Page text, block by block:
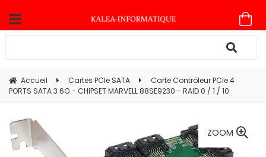
Accueil Cartes PCIe SATA
Carte Contrôleur PCIe 4
PORTS SATA 3 6G - CHIPSET MARVELL 88SE9230 - RAID 0 / 1 / 10
ZOOM